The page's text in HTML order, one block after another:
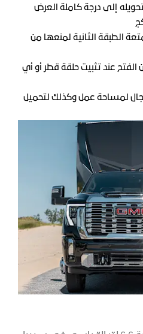
إلى درجة كاملة العرض
الطبقة الثانية لمنعها من
الفتح عند تثبيت حلقة قطر أو أي
لمساحة عمل وكذلك لتحميل